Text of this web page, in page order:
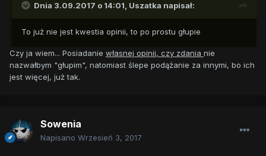
Dnia 3.09.2017 o 14:01, Uszatka napisał:
To już nie jest kwestia opinii, to po prostu głupie
Czy ja wiem... Posiadanie własnej opinii, czy zdania nie
nazwałbym "głupim", natomiast ślepe podążanie za innymi, bo ich
jest więcej, już tak.
Sowenia
Napisano Wrzesień 3, 2017